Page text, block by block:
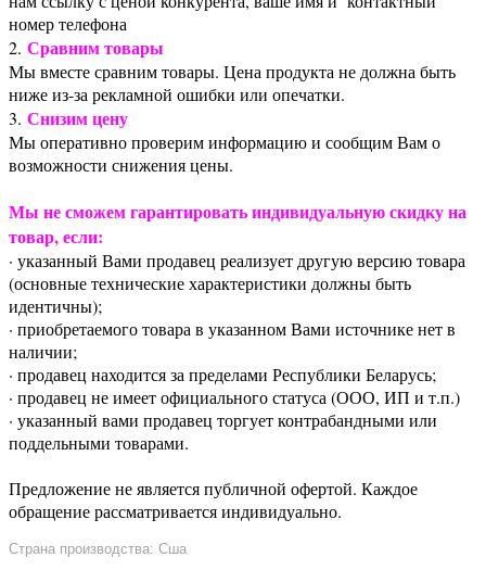
номер телефона
2. Сравним товары
Мы вместе сравним товары. Цена продукта не должна быть
ниже из-за рекламной ошибки или опечатки.
3. Снизим цену
Мы оперативно проверим информацию и сообщим Вам о
возможности снижения цены.
Мы не сможем гарантировать индивидуальную скидку на
товар, если:
· указанный Вами продавец реализует другую версию товара
(основные технические характеристики должны быть
идентичны);
· приобретаемого товара в указанном Вами источнике нет в
наличии;
· продавец находится за пределами Республики Беларусь;
· продавец не имеет официального статуса (ООО, ИП и т.п.)
· указанный вами продавец торгует контрабандными или
поддельными товарами.
Предложение не является публичной офертой. Каждое
обращение рассматривается индивидуально.
Страна производства: Сша